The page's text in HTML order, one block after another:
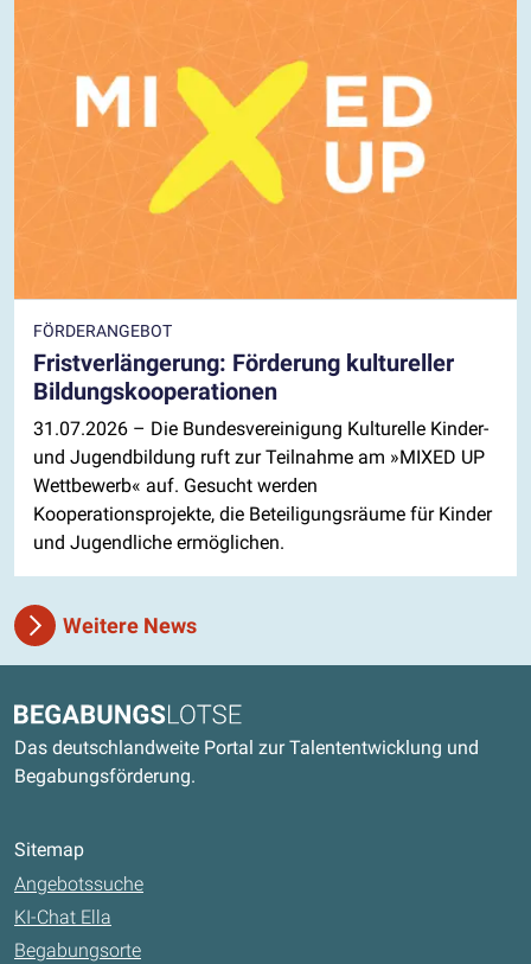
FÖRDERANGEBOT
Fristverlängerung: Förderung kultureller
Bildungskooperationen
31.07.2026 – Die Bundesvereinigung Kulturelle Kinder-
und Jugendbildung ruft zur Teilnahme am »MIXED UP
Wettbewerb« auf. Gesucht werden
Kooperationsprojekte, die Beteiligungsräume für Kinder
und Jugendliche ermöglichen.
Weitere News
Begabungslotse
Das deutschlandweite Portal zur Talententwicklung und
Begabungsförderung.
Sitemap
Angebotssuche
KI-Chat Ella
Begabungsorte